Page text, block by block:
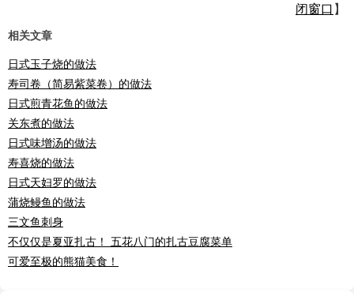
闭窗口 】
相关文章
日式玉子烧的做法
寿司卷（简易紫菜卷）的做法
日式煎青花鱼的做法
关东煮的做法
日式味增汤的做法
寿喜烧的做法
日式天妇罗的做法
蒲烧鳗鱼的做法
三文鱼刺身
不仅仅是夏亚扎古！ 五花八门的扎古豆腐菜单
可爱至极的熊猫美食！